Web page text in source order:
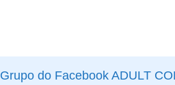
Grupo do Facebook ADULT